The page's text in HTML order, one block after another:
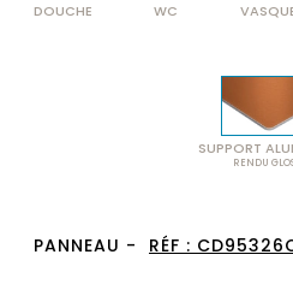
DOUCHE WC
SUPPORT
RENDU
PANNEAU - RÉF :